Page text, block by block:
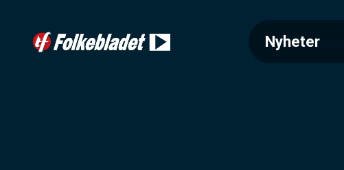
Nyheter